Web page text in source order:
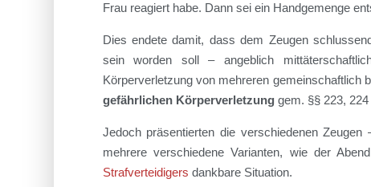
Frau reagiert habe. Dann sei ein Handgemenge
Dies endete damit, dass dem Zeugen
sein worden soll – angeblich
Körperverletzung von mehreren gemeinschaftlich
gefährlichen Körperverletzunggem. §§ 223, 224
Jedoch präsentierten die verschiedenen
mehrere verschiedene Varianten, wie der
Strafverteidigers dankbare Situation.